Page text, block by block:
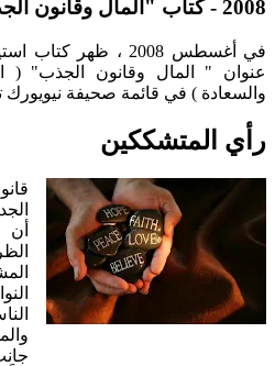
2008 - كتاب "المال وقانون الجذب"
في أغسطس 2008 ،
عنوان " المال وقانون الجذب" (
والسعادة ) في قائمة صحيفة نيويورك
رأي المتشككين
أن